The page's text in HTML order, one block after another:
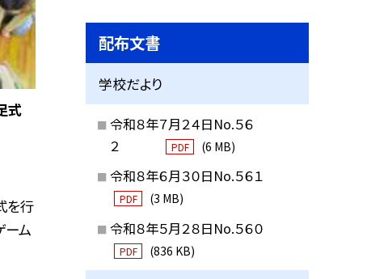
式
を行
ーム
配布文書
学校だより
令和８年７月２４日No.５６
２
PDF (6 MB)
令和８年６月３０日No.５６１
PDF (3 MB)
令和８年５月２８日No.５６０
PDF (836 KB)